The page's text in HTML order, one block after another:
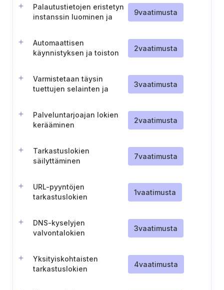
Palautustietojen eristetyn
instanssin luominen ja
9vaatimusta
Automaattisen
käynnistyksen ja toiston
osalta
2vaatimusta
Varmistetaan täysin
tuettujen selainten ja
3vaatimusta
Palveluntarjoajan lokien
kerääminen
2vaatimusta
Tarkastuslokien
säilyttäminen
7vaatimusta
URL-pyyntöjen
tarkastuslokien
1vaatimusta
DNS-kyselyjen
valvontalokien
3vaatimusta
Yksityiskohtaisten
tarkastuslokien
4vaatimusta